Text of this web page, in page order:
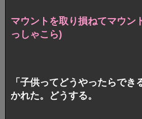
マウントを取り損ねてマウ
っしゃこら)
「子供ってどうやったらでき
かれた。どうする。